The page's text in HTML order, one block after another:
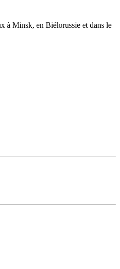
à Minsk, en Biélorussie et dans le